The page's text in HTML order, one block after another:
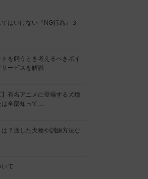
はいけない『NG行為』３
を飼うとき考えるべきポイ
サービスを解説
】有名アニメに登場する犬種
は全部知って…
は？適した犬種や訓練方法な
て